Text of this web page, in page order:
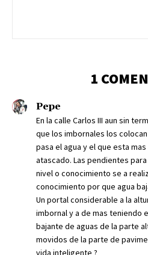
1
Pepe
En la calle Carlos III aun sin
que los imbornales los
pasa el agua y el que esta
atascado. Las pendientes
nivel o conocimiento se a
conocimiento por que agua
Un portal considerable a la
imbornal y a de mas teniendo
bajante de aguas de la parte
movidos de la parte de
vida inteligente ?